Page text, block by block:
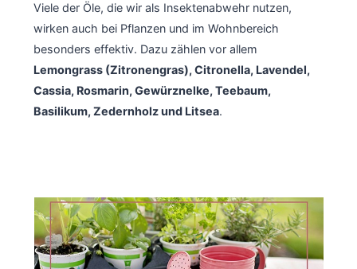
Viele der Öle, die wir als Insektenabwehr nutzen,
wirken auch bei Pflanzen und im Wohnbereich
besonders effektiv. Dazu zählen vor allem
Lemongrass (Zitronengras), Citronella, Lavendel,
Cassia, Rosmarin, Gewürznelke, Teebaum,
Basilikum, Zedernholz und Litsea.